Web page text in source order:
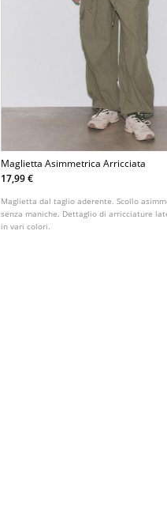
Maglietta Asimmetrica Arricciata
17,99 €
Maglietta dal taglio aderente. Scollo
senza maniche. Dettaglio di arricciature
in vari colori.